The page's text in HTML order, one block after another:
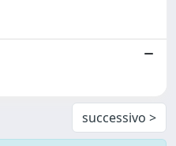
successivo >